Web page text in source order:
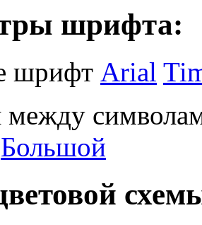
шрифта:
шрифт Arial
между
Большой